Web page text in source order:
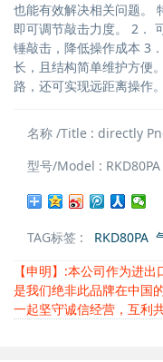
也能有效解决相关问题。
即可调节敲击力度。 2．
锤敲击，降低操作成本 3
长，且结构简单维护方便
路，还可实现远距离操作。
名称 /Title : directly
型号/Model : RKD80PA
TAG标签 : RKD80PA
【申明】:本公司作为进
是我们绝非此品牌在中国
一起坚守诚信经营，互利